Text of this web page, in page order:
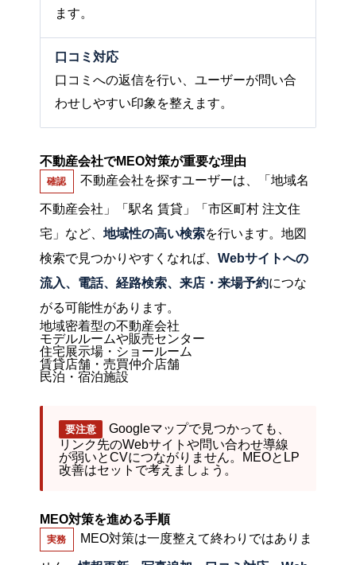
ます。
口コミ対応
口コミへの返信を行い、ユーザーが問い合
わせしやすい印象を整えます。
不動産会社でMEO対策が重要な理由
確認 不動産会社を探すユーザーは、「地域名
不動産会社」「駅名 賃貸」「市区町村 注文住
宅」など、 地域性の高い検索を行います。地図
検索で見つかりやすくなれば、 Webサイトへの
流入、電話、経路検索、来店・来場予約につな
がる可能性があります。
地域密着型の不動産会社
モデルルームや販売センター
住宅展示場・ショールーム
賃貸店舗・売買仲介店舗
民泊・宿泊施設
要注意
Googleマップで見つかっても、
リンク先のWebサイトや問い合わせ導線
が弱いとCVにつながりません。MEOとLP
改善はセットで考えましょう。
MEO対策を進める手順
実務 MEO対策は一度整えて終わりではありま